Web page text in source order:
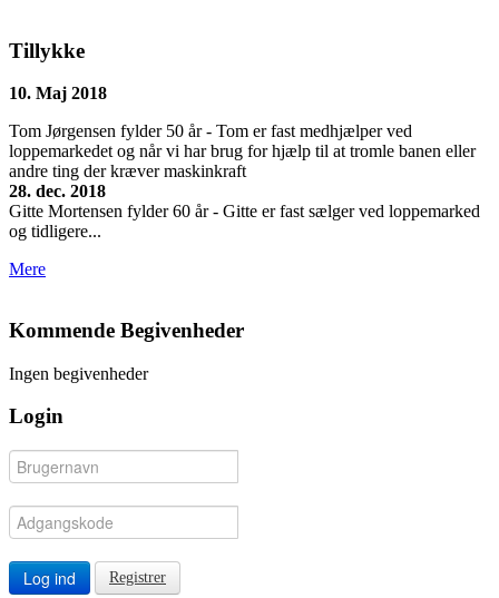
Tillykke
10. Maj 2018
Tom Jørgensen fylder 50 år - Tom er fast medhjælper ved
loppemarkedet og når vi har brug for hjælp til at tromle banen eller
andre ting der kræver maskinkraft
28. dec. 2018
Gitte Mortensen fylder 60 år - Gitte er fast sælger ved loppemarked
og tidligere...
Mere
Kommende Begivenheder
Ingen begivenheder
Login
Log ind Registrer